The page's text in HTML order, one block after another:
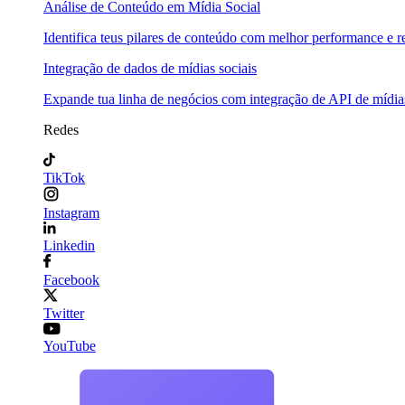
Análise de Conteúdo em Mídia Social
Identifica teus pilares de conteúdo com melhor performance e
Integração de dados de mídias sociais
Expande tua linha de negócios com integração de API de
Redes
TikTok
Instagram
Linkedin
Facebook
Twitter
YouTube